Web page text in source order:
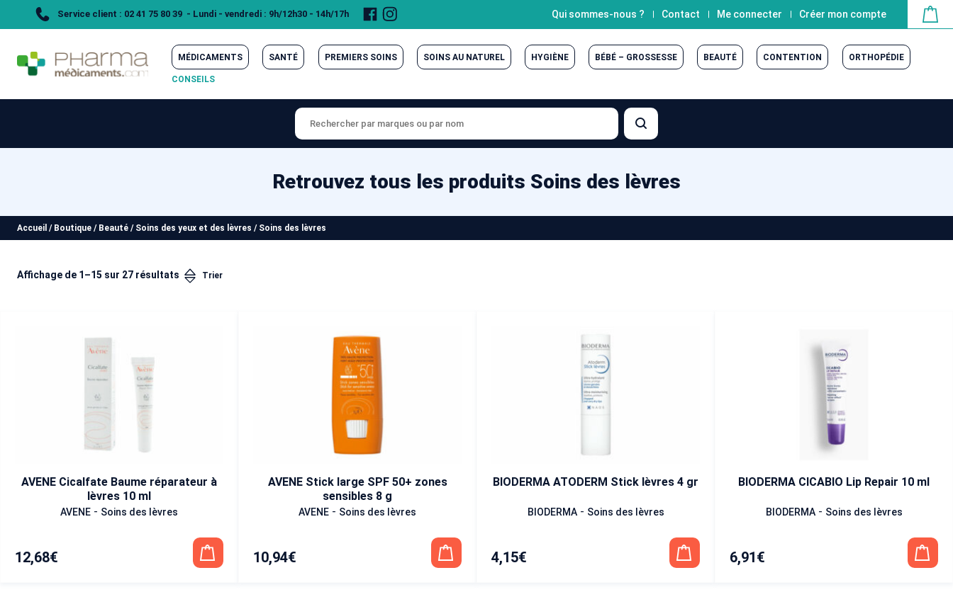
Service client : 02 41 75 80 39 - Lundi - vendredi : 9h/12h30 - 14h/17h
Page
Facebook
Instagram
Qui sommes-nous ? Contact Me connecter Créer mon compte
MÉDICAMENTS SANTÉ PREMIERS SOINS SOINS AU NATUREL HYGIÈNE BÉBÉ – GROSSESSE BEAUTÉ CONTENTION ORTHOPÉDIE
CONSEILS
Retrouvez tous les produits Soins des lèvres
Accueil / Boutique / Beauté / Soins des yeux et des lèvres / Soins des lèvres
Affichage de 1–15 sur 27 résultats
AVENE Cicalfate Baume réparateur à
lèvres 10 ml
AVENE - Soins des lèvres
12,68€
AVENE Stick large SPF 50+ zones
sensibles 8 g
AVENE - Soins des lèvres
10,94€
BIODERMA ATODERM Stick lèvres 4 gr
BIODERMA - Soins des lèvres
4,15€
BIODERMA CICABIO Lip Repair 10 ml
BIODERMA - Soins des lèvres
6,91€